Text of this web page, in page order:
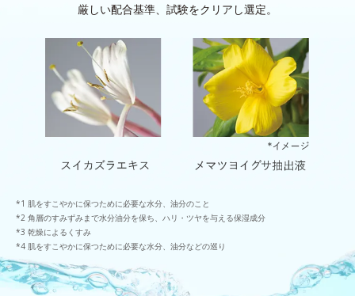
厳しい配合基準、試験をクリアし選定。
肌をすこやかに保つために必要な水分、油分のこと
角層のすみずみまで水分油分を保ち、ハリ・ツヤを与える保湿成分
乾燥によるくすみ
肌をすこやかに保つために必要な水分、油分などの巡り